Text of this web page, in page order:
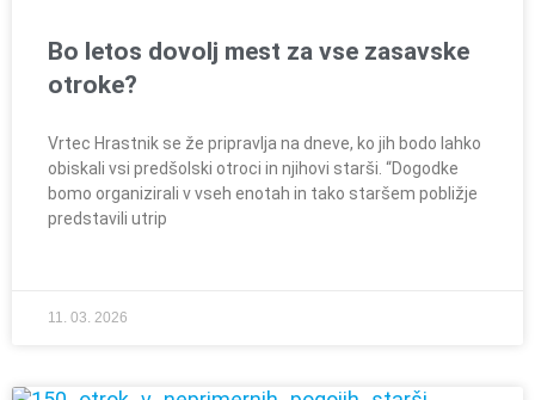
Bo letos dovolj mest za vse zasavske
otroke?
Vrtec Hrastnik se že pripravlja na dneve, ko jih bodo lahko
obiskali vsi predšolski otroci in njihovi starši. “Dogodke
bomo organizirali v vseh enotah in tako staršem pobližje
predstavili utrip
11. 03. 2026